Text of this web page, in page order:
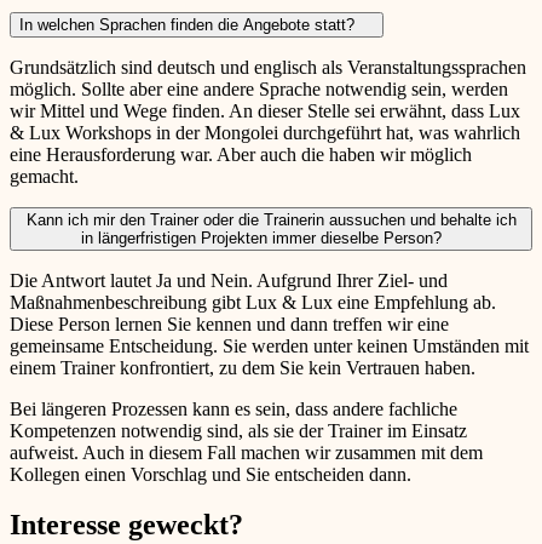
In welchen Sprachen finden die Angebote statt?
Grundsätzlich sind deutsch und englisch als Veranstaltungssprachen
möglich. Sollte aber eine andere Sprache notwendig sein, werden
wir Mittel und Wege finden. An dieser Stelle sei erwähnt, dass Lux
& Lux Workshops in der Mongolei durchgeführt hat, was wahrlich
eine Herausforderung war. Aber auch die haben wir möglich
gemacht.
Kann ich mir den Trainer oder die Trainerin aussuchen und behalte ich
in längerfristigen Projekten immer dieselbe Person?
Die Antwort lautet Ja und Nein. Aufgrund Ihrer Ziel- und
Maßnahmenbeschreibung gibt Lux & Lux eine Empfehlung ab.
Diese Person lernen Sie kennen und dann treffen wir eine
gemeinsame Entscheidung. Sie werden unter keinen Umständen mit
einem Trainer konfrontiert, zu dem Sie kein Vertrauen haben.
Bei längeren Prozessen kann es sein, dass andere fachliche
Kompetenzen notwendig sind, als sie der Trainer im Einsatz
aufweist. Auch in diesem Fall machen wir zusammen mit dem
Kollegen einen Vorschlag und Sie entscheiden dann.
Interesse geweckt?